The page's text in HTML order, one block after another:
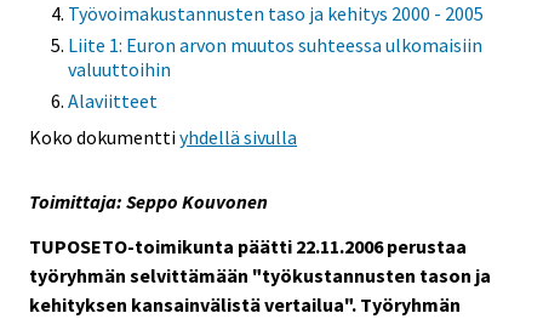
Työvoimakustannusten taso ja kehitys 2000 - 2005
Liite 1: Euron arvon muutos suhteessa ulkomaisiin
valuuttoihin
Alaviitteet
Koko dokumenttiyhdellä sivulla
Toimittaja: Seppo Kouvonen
TUPOSETO-toimikunta päätti 22.11.2006 perustaa
työryhmän selvittämään "työkustannusten tason ja
kehityksen kansainvälistä vertailua". Työryhmän